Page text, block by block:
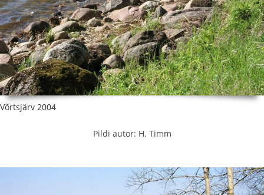
Võrtsjärv 2004
Pildi autor: H. Timm